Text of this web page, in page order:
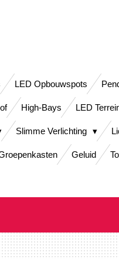
LED Opbouwspots
High-Bays LED
Slimme Verlichting
Geluid